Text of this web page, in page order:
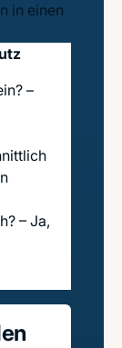
in einen
–
– Ja,